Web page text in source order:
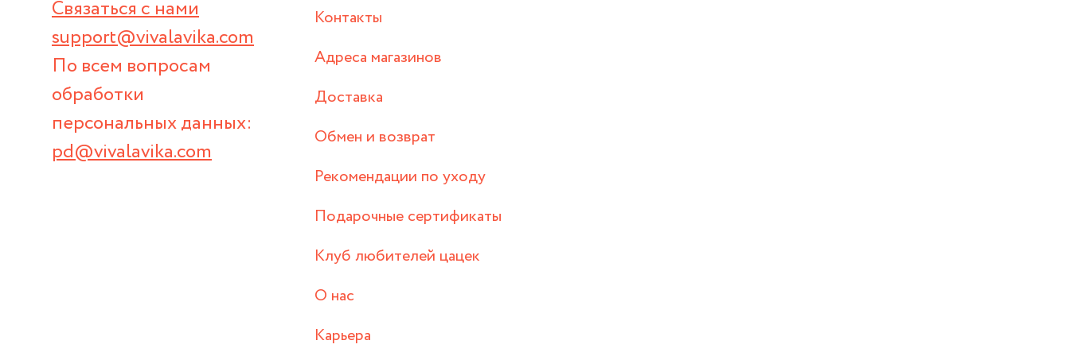
Связаться с нами
support@vivalavika.com
По всем вопросам
обработки
персональных данных:
pd@vivalavika.com
Контакты
Адреса магазинов
Доставка
Обмен и возврат
Рекомендации по уходу
Подарочные сертификаты
Клуб любителей цацек
О нас
Карьера